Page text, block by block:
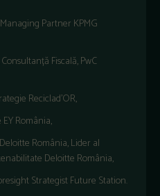
Partner KPMG
Fiscală, PwC
Reciclad’OR,
România,
România, Lider al
Deloitte România,
Strategist Future Station.